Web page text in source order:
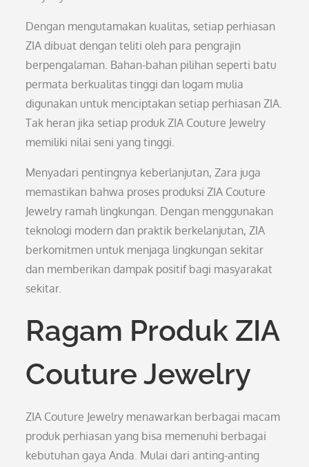
Dengan mengutamakan kualitas, setiap perhiasan
ZIA dibuat dengan teliti oleh para pengrajin
berpengalaman. Bahan-bahan pilihan seperti batu
permata berkualitas tinggi dan logam mulia
digunakan untuk menciptakan setiap perhiasan ZIA.
Tak heran jika setiap produk ZIA Couture Jewelry
memiliki nilai seni yang tinggi.
Menyadari pentingnya keberlanjutan, Zara juga
memastikan bahwa proses produksi ZIA Couture
Jewelry ramah lingkungan. Dengan menggunakan
teknologi modern dan praktik berkelanjutan, ZIA
berkomitmen untuk menjaga lingkungan sekitar
dan memberikan dampak positif bagi masyarakat
sekitar.
Ragam Produk ZIA
Couture Jewelry
ZIA Couture Jewelry menawarkan berbagai macam
produk perhiasan yang bisa memenuhi berbagai
kebutuhan gaya Anda. Mulai dari anting-anting